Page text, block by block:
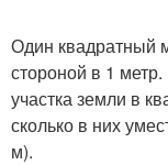
Один квадратный
стороной в 1
участка земли в
сколько в них
м).